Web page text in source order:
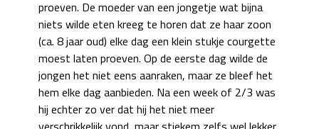
proeven. De moeder van een jongetje wat bijna
niets wilde eten kreeg te horen dat ze haar zoon
(ca. 8 jaar oud) elke dag een klein stukje courgette
moest laten proeven. Op de eerste dag wilde de
jongen het niet eens aanraken, maar ze bleef het
hem elke dag aanbieden. Na een week of 2/3 was
hij echter zo ver dat hij het niet meer